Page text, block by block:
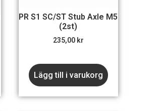
PR S1 SC/ST Stub Axle M5
(2st)
235,00 kr
Lägg till i varukorg